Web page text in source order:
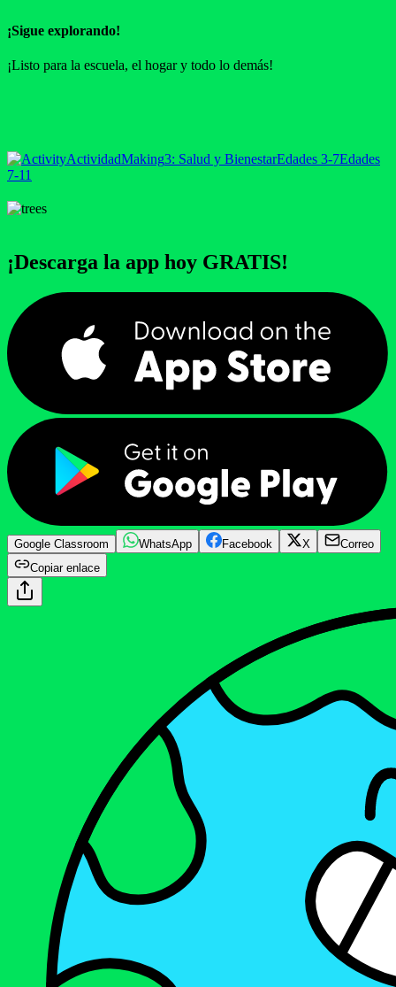
¡Sigue explorando!
¡Listo para la escuela, el hogar y todo lo demás!
ActividadMaking3: Salud y BienestarEdades 3-7Edades
7-11
¡Descarga la app hoy GRATIS!
Google Classroom WhatsApp Facebook X
Correo
Copiar enlace